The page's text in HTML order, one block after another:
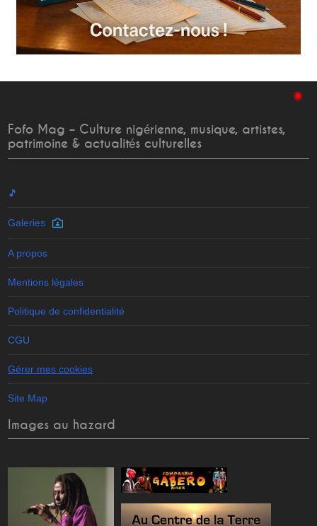
◉
Fofo Mag – Culture nigérienne, musique, artistes,
patrimoine & actualités culturelles
🎵
Galeries
A propos
Mentions légales
Politique de confidentialité
CGU
Gérer mes cookies
Site Map
Images au hazard